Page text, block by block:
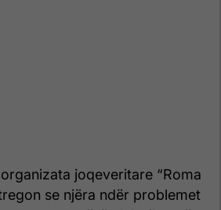
joqeveritare “Roma
se njëra ndër problemet